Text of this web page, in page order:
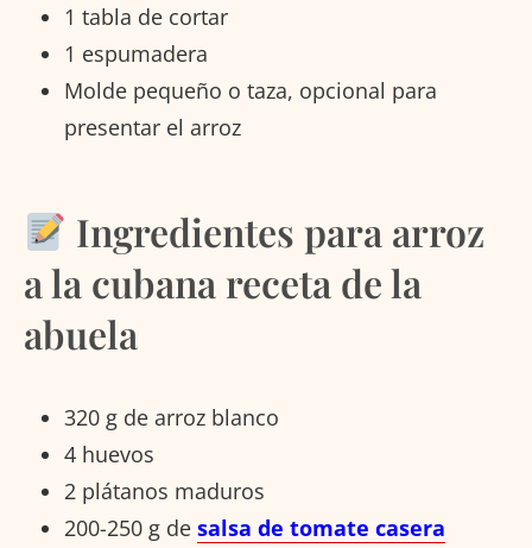
1 tabla de cortar
1 espumadera
Molde pequeño o taza, opcional para
presentar el arroz
Ingredientes para arroz
a la cubana receta de la
abuela
320 g de arroz blanco
4 huevos
2 plátanos maduros
200-250 g de salsa de tomate casera